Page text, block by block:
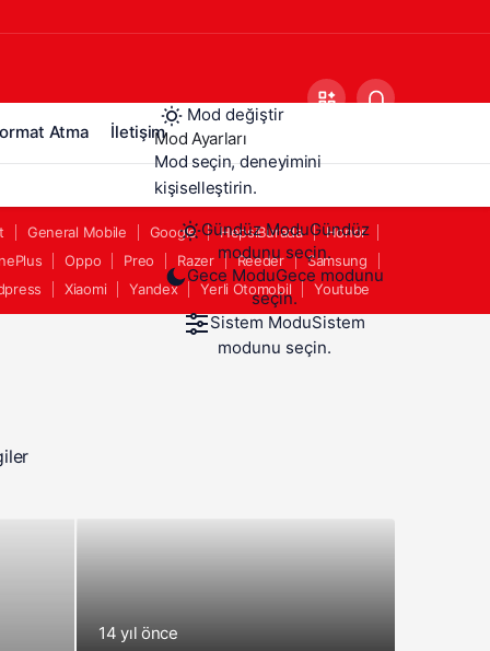
Atma İletişim
Mod değiştir
Mod Ayarları
Mod seçin, deneyimini
kişiselleştirin.
Gündüz ModuGündüz
modunu seçin.
Gece ModuGece modunu
seçin.
Sistem ModuSistem
modunu seçin.
General Mobile Google HepsiBurada
Honor
Oppo Preo Razer Reeder
Samsung
Xiaomi Yandex Yerli Otomobil Youtube
14 yıl önce